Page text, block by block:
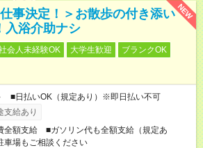
NEW
事決定！＞お散歩の付き添い
入浴介助ナシ
会人未経験OK 大学生歓迎
ブランクOK
■日払いOK（規定あり）※即日払い不可
支給あり
全額支給 ■ガソリン代も全額支給（規定あ
場もご相談ください